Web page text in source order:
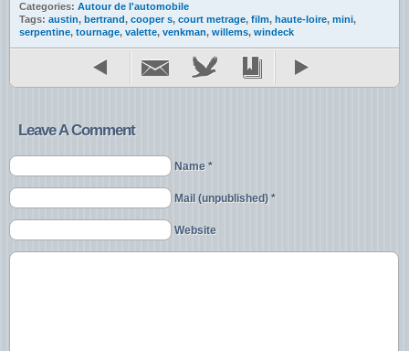
Categories: Autour de l'automobile
Tags: austin, bertrand, cooper s, court metrage, film, haute-loire, mini,
serpentine, tournage, valette, venkman, willems, windeck
Leave A Comment
Name *
Mail (unpublished) *
Website